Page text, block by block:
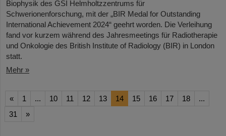
Biophysik des GSI Helmholtzzentrums für
Schwerionenforschung, mit der „BIR Medal for Outstanding
International Achievement 2024“ geehrt worden. Die Verleihung
fand vor kurzem während des Jahresmeetings für Radiotherapie
und Onkologie des British Institute of Radiology (BIR) in London
statt.
Mehr »
« 1 ... 10 11 12 13 14 15 16 17 18
...
31
»